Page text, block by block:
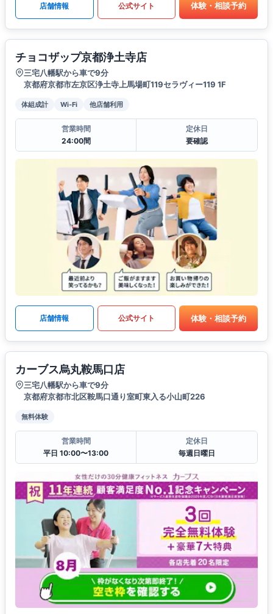
店舗情報 公式サイト 体験・相談予約
チョコザップ京都浄土寺店
三宅八幡駅から車で9分
京都府京都市左京区浄土寺上馬場町119セラヴィー119 1F
体組成計 Wi-Fi 他店舗利用
営業時間
24:00間
定休日
要確認
店舗情報 公式サイト 体験・相談予約
カーブス烏丸鞍馬口店
三宅八幡駅から車で9分
京都府京都市北区鞍馬口通り室町東入る小山町226
無料体験
営業時間
平日 10:00〜13:00
定休日
毎週日曜日